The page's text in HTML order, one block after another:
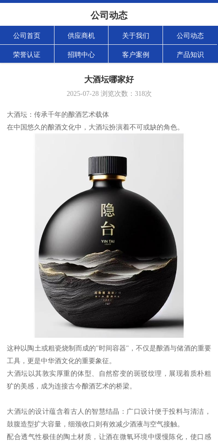
公司动态
公司首页 供应商机 关于我们 公司动态
荣誉认证 招聘中心 客户案例 产品知识
大酒坛哪家好
2025-07-28浏览次数： 318次
大酒坛：传承千年的酿酒艺术载体
在中国悠久的酿酒文化中，大酒坛扮演着不可或缺的角色。
这种以陶土或粗瓷烧制而成的"时间容器"，不仅是酿酒与储酒的重要
工具，更是中华酒文化的重要象征。
大酒坛以其敦实厚重的体型、自然窑变的斑驳纹理，展现着质朴粗
犷的美感，成为连接古今酿酒艺术的桥梁。
大酒坛的设计蕴含着古人的智慧结晶：广口设计便于投料与清洁，
鼓腹造型扩大容量，细颈收口则有效减少酒液与空气接触。
配合透气性极佳的陶土材质，让酒在微氧环境中缓慢陈化，使口感